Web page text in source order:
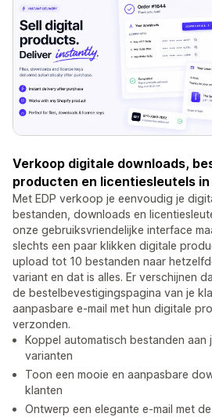
Verkoop digitale downloads,
producten en licentiesleutels in
Met EDP verkoop je eenvoudig je
bestanden, downloads en
onze gebruiksvriendelijke interface
slechts een paar klikken digitale
upload tot 10 bestanden naar
variant en dat is alles. Er verschijnen
de bestelbevestigingspagina van je
aanpasbare e-mail met hun digitale
verzonden.
Koppel automatisch bestanden
varianten
Toon een mooie en aanpasbare
klanten
Ontwerp een elegante e-mail met